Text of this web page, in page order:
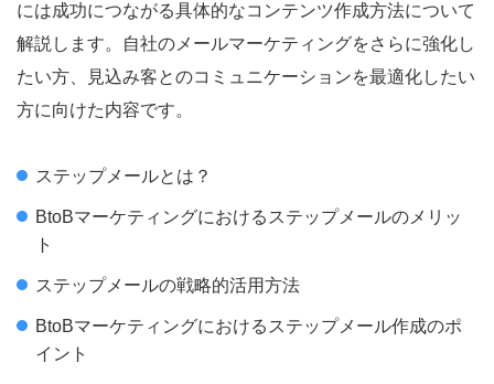
には成功につながる具体的なコンテンツ作成方法について
解説します。自社のメールマーケティングをさらに強化し
たい方、見込み客とのコミュニケーションを最適化したい
方に向けた内容です。
ステップメールとは？
BtoBマーケティングにおけるステップメールのメリッ
ト
ステップメールの戦略的活用方法
BtoBマーケティングにおけるステップメール作成のポ
イント